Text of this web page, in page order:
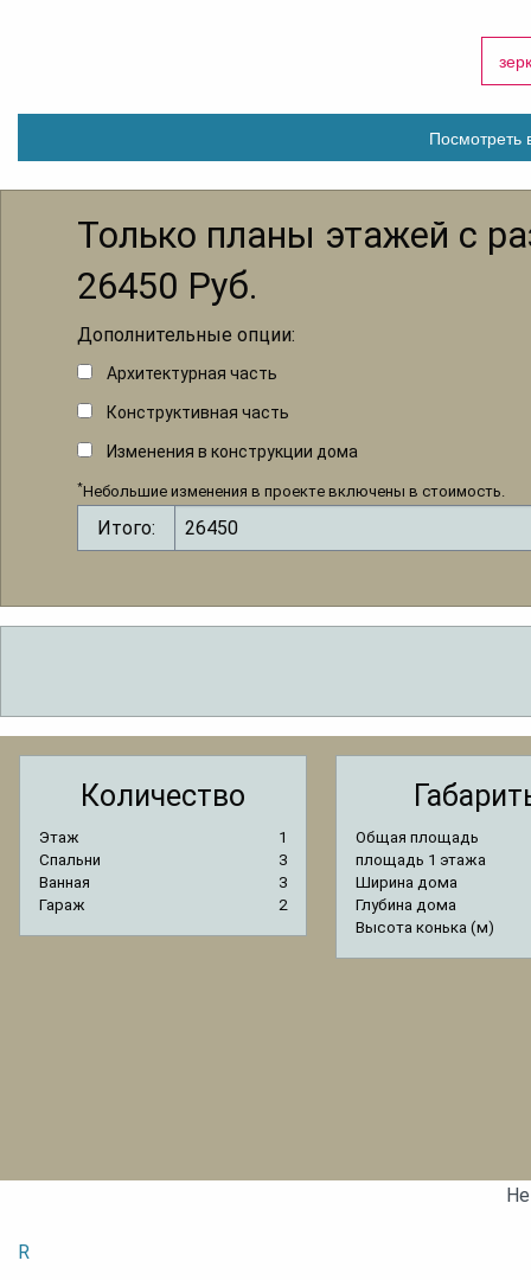
Посмотреть
Только планы этажей с
26450 Руб.
Дополнительные опции:
Архитектурная часть
Конструктивная часть
Изменения в конструкции дома
*Небольшие изменения в проекте включены в стоимость.
Итого:
Количество
Этаж
1
Спальни
3
Ванная
3
Гараж
2
Общая площадь
площадь 1 этажа
Ширина дома
Глубина дома
Высота конька (м)
R